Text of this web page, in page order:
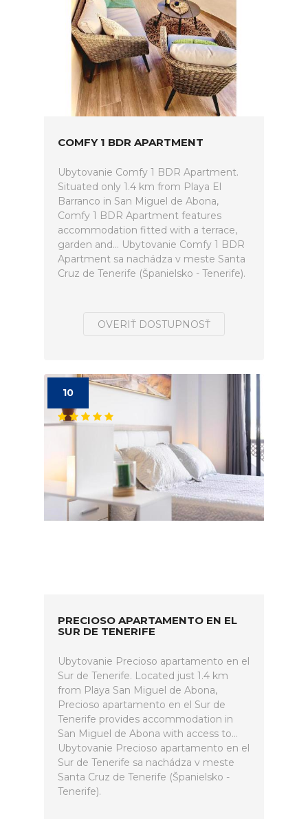
COMFY 1 BDR APARTMENT
Ubytovanie Comfy 1 BDR Apartment.
Situated only 1.4 km from Playa El
Barranco in San Miguel de Abona,
Comfy 1 BDR Apartment features
accommodation fitted with a terrace,
garden and... Ubytovanie Comfy 1 BDR
Apartment sa nachádza v meste Santa
Cruz de Tenerife (Španielsko - Tenerife).
OVERIŤ DOSTUPNOSŤ
10
PRECIOSO APARTAMENTO EN EL
SUR DE TENERIFE
Ubytovanie Precioso apartamento en el
Sur de Tenerife. Located just 1.4 km
from Playa San Miguel de Abona,
Precioso apartamento en el Sur de
Tenerife provides accommodation in
San Miguel de Abona with access to...
Ubytovanie Precioso apartamento en el
Sur de Tenerife sa nachádza v meste
Santa Cruz de Tenerife (Španielsko -
Tenerife).